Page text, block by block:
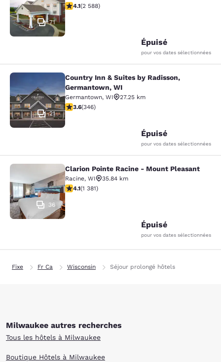
71
4.1 étoiles. Très bon. 2588 commentaires
4.1(2 588)
Épuisé
pour vos dates sélectionnées
Country Inn & Suites by Radisson,
21
Country Inn & Suites by Radisson,
Germantown, WI
Germantown, WI
27.25 km
3.63 étoiles. Bien. 346 commentaires
3.6(346)
Épuisé
pour vos dates sélectionnées
Clarion Pointe Racine - Mount
36
Clarion Pointe Racine - Mount Pleasant
Racine, WI
35.84 km
4.1 étoiles. Très bon. 1381 commentaires
4.1(1 381)
Épuisé
pour vos dates sélectionnées
Fixe Fr Ca Wisconsin Séjour prolongé hôtels
Milwaukee autres recherches
Tous les hôtels à Milwaukee
Boutique Hôtels à Milwaukee